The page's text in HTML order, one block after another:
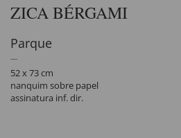
ZICA BÉRGAMI
Parque
52 x 73 cm
nanquim sobre papel
assinatura inf. dir.